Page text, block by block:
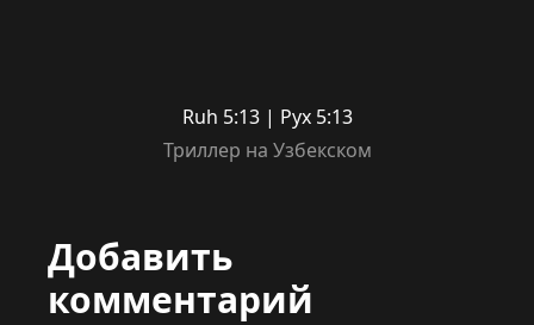
Ruh 5:13 | Рух 5:13
Триллер на Узбекском
Добавить
комментарий